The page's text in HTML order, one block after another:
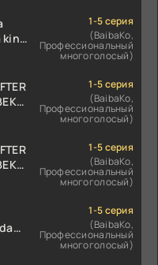
kino
1-5 серия
(BaibaKo,
Профессиональный
многоголосый)
1-5 серия
(BaibaKo,
Профессиональный
многоголосый)
1-5 серия
(BaibaKo,
Профессиональный
многоголосый)
1-5 серия
(BaibaKo,
Профессиональный
многоголосый)